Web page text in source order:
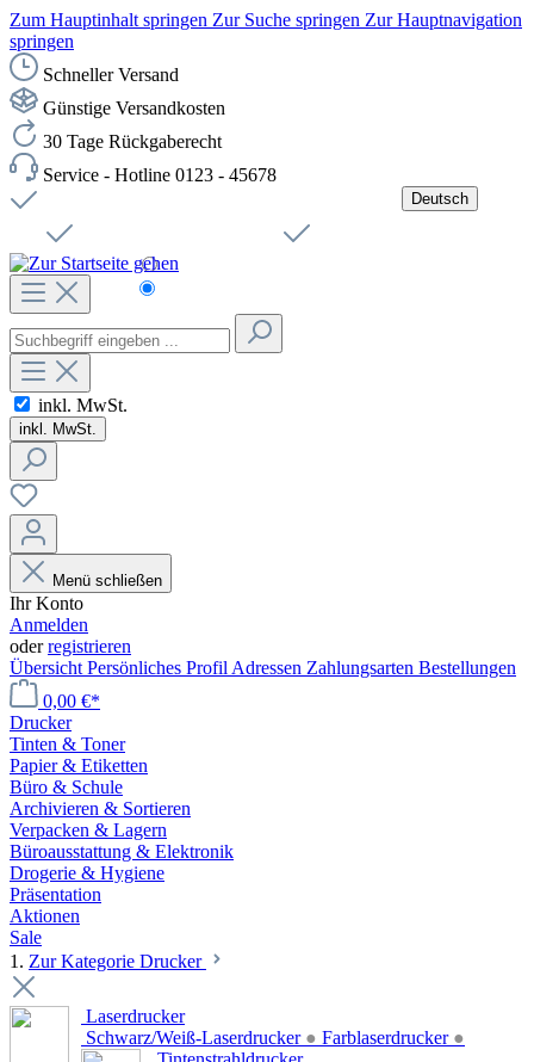
Zum Hauptinhalt springen Zur Suche springen Zur Hauptnavigation
springen
Schneller Versand
Günstige Versandkosten
30 Tage Rückgaberecht
Service - Hotline 0123 - 45678
Deutsch
Čeština
inkl. MwSt.
inkl. MwSt.
Menü schließen
Ihr Konto
Anmelden
oderregistrieren
Übersicht Persönliches Profil Adressen Zahlungsarten Bestellungen
0,00 €*
Drucker
Tinten & Toner
Papier & Etiketten
Büro & Schule
Archivieren & Sortieren
Verpacken & Lagern
Büroausstattung & Elektronik
Drogerie & Hygiene
Präsentation
Aktionen
Sale
1. Zur Kategorie Drucker
Laserdrucker
Schwarz/Weiß-Laserdrucker ● Farblaserdrucker ●